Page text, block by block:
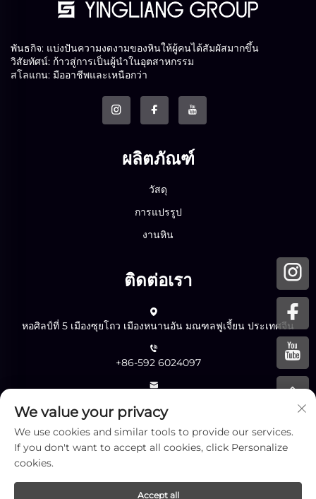
พันธกิจ: แบ่งปันความงดงามของหินให้ผู้คนได้สัมผัสมากขึ้น
วิสัยทัศน์: ก้าวสู่การเป็นผู้นำในอุตสาหกรรม
สโลแกน: มืออาชีพและเหนือกว่า
ผลิตภัณฑ์
วัสดุ
การแปรรูป
งานหิน
ติดต่อเรา
หอศิลป์ที่ 5 เมืองซุยโถว เมืองหนานอัน มณฑลฟูเจี้ยน ประเทศจีน
+86-592 6024097
ส่ง
We value your privacy
We use cookies and similar tools to provide our services.
If you don't want to accept all cookies, click Personalize
cookies.
Accept all